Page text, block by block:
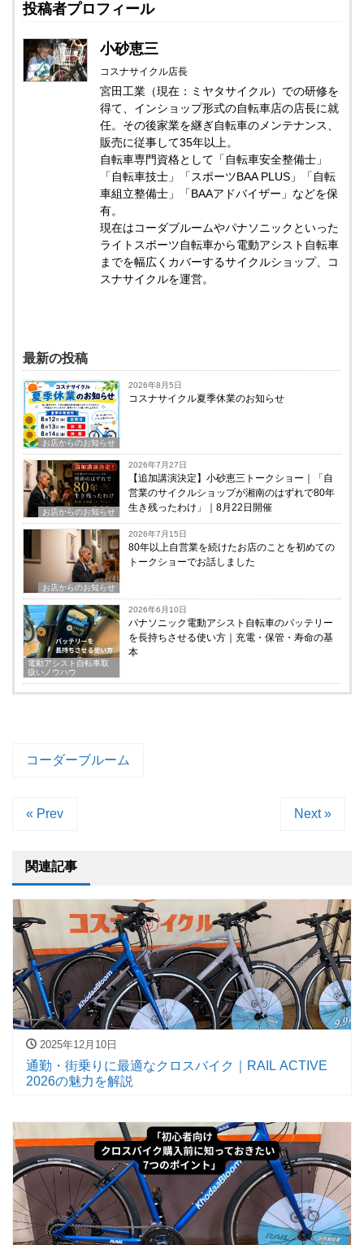
投稿者プロフィール
小砂恵三
コスナサイクル店長
宮田工業（現在：ミヤタサイクル）での研修を
得て、インショップ形式の自転車店の店長に就
任。その後家業を継ぎ自転車のメンテナンス、
販売に従事して35年以上。
自転車専門資格として「自転車安全整備士」
「自転車技士」「スポーツBAA PLUS」「自転
車組立整備士」「BAAアドバイザー」などを保
有。
現在はコーダブルームやパナソニックといった
ライトスポーツ自転車から電動アシスト自転車
までを幅広くカバーするサイクルショップ、コ
スナサイクルを運営。
最新の投稿
お店からのお知らせ
2026年8月5日
コスナサイクル夏季休業のお知らせ
お店からのお知らせ
2026年7月27日
【追加講演決定】小砂恵三トークショー｜「自
営業のサイクルショップが湘南のはずれで80年
生き残ったわけ」｜8月22日開催
お店からのお知らせ
2026年7月15日
80年以上自営業を続けたお店のことを初めての
トークショーでお話しました
電動アシスト自転車取
扱いノウハウ
2026年6月10日
パナソニック電動アシスト自転車のバッテリー
を長持ちさせる使い方｜充電・保管・寿命の基
本
コーダーブルーム
« Prev Next »
関連記事
2025年12月10日
通勤・街乗りに最適なクロスバイク｜RAIL ACTIVE
2026の魅力を解説